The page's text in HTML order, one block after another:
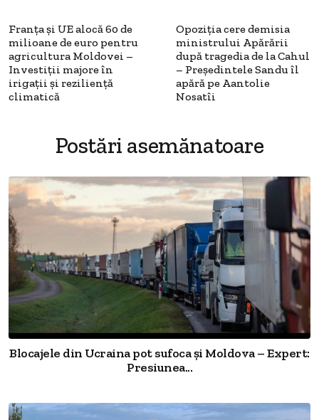
Franța și UE alocă 60 de
milioane de euro pentru
agricultura Moldovei –
Investiții majore în
irigații și reziliență
climatică
Opoziția cere demisia
ministrului Apărării
după tragedia de la Cahul
– Președintele Sandu îl
apără pe Aantolie
Nosatîi
Postări asemănatoare
Blocajele din Ucraina pot sufoca și Moldova – Expert:
Presiunea...